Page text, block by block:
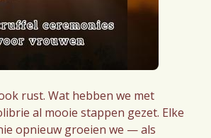
rust. Wat hebben we met
al mooie stappen gezet. Elke
opnieuw groeien we — als